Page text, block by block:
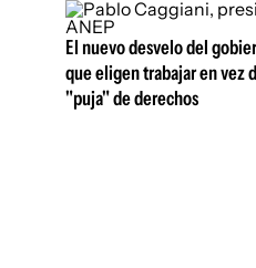
El nuevo desvelo del
que eligen trabajar en vez
"puja" de derechos